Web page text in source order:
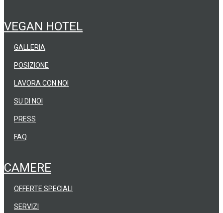
VEGAN HOTEL
SU DI NOI
PRESS
FAQ
GALLERIA
POSIZIONE
LAVORA CON NOI
CAMERE
OFFERTE SPECIALI
SERVIZI